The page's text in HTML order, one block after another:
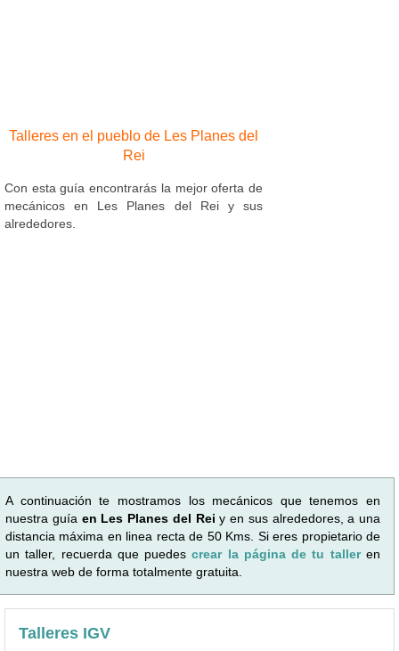
Talleres en el pueblo de Les Planes del
Rei
Con esta guía encontrarás la mejor oferta de
mecánicos en Les Planes del Rei y sus
alrededores.
A continuación te mostramos los mecánicos que tenemos en
nuestra guía en Les Planes del Rei y en sus alrededores, a una
distancia máxima en linea recta de 50 Kms. Si eres propietario de
un taller, recuerda que puedescrear la página de tu talleren
nuestra web de forma totalmente gratuita.
Talleres IGV